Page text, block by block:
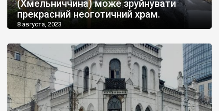
(Хмельниччина) може зруйнувати
прекрасний неоготичний храм.
8 августа, 2023